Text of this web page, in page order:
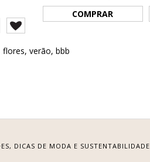
COMPRAR
flores, verão, bbb
DICAS DE MODA E SUSTENTABILIDADE